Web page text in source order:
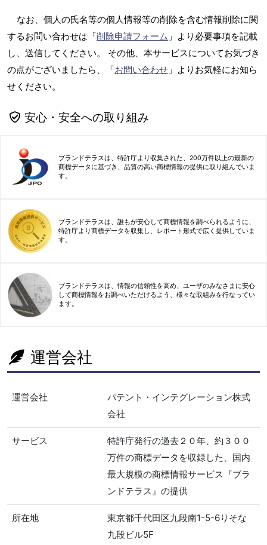
なお、個人の氏名等の個人情報等の削除を含む情報削除に関
するお問い合わせは「削除申請フォーム 」より必要事項を記載
し、送信してください。 その他、本サービスについてお気づき
の点がございましたら、「お問い合わせ 」よりお気軽にお知ら
せください。
安心・安全への取り組み
ブランドテラスは、特許庁より収集された、200万件以上の最新の
商標データに基づき、品質の高い商標情報の提供に取り組んでいま
す。
ブランドテラスは、誰もが安心して商標情報を調べられるように、
特許庁より商標データを収集し、レポート形式で広く提供していま
す。
ブランドテラスは、情報の信頼性を高め、ユーザのみなさまに安心
して商標情報をお調べいただけるよう、様々な取組みを行なってい
ます。
運営会社
運営会社
パテント・インテグレーション株式
会社
サービス
特許庁発行の過去２０年、約３００
万件の商標データを収録した、国内
最大規模の商標情報サービス『ブラ
ンドテラス』の提供
所在地
東京都千代田区九段南1-5-6りそな
九段ビル5F